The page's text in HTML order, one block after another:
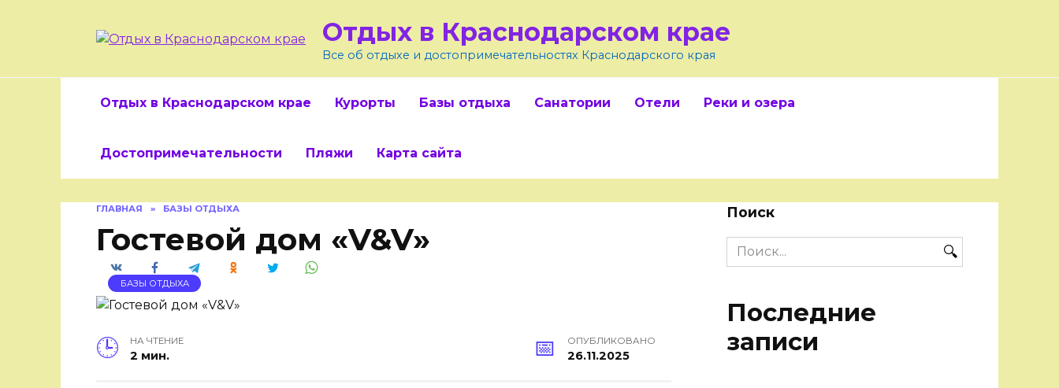
Отдых в Краснодарском крае
Все об отдыхе и достопримечательностях Краснодарского края
Отдых в Краснодарском крае Курорты Базы отдыха Санатории Отели Реки и озера
Достопримечательности Пляжи Карта сайта
ГЛАВНАЯ » БАЗЫ ОТДЫХА
Гостевой дом «V&V»
БАЗЫ ОТДЫХА
НА ЧТЕНИЕ
2 мин.
ОПУБЛИКОВАНО
26.11.2025
Поиск
Search
for:
Последние
записи